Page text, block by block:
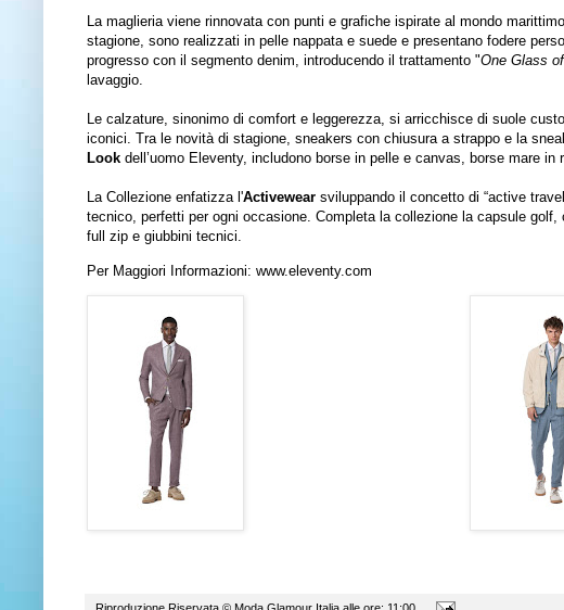
La maglieria viene rinnovata con punti e grafiche ispirate al mondo
stagione, sono realizzati in pelle nappata e suede e presentano fodere
progresso con il segmento denim, introducendo il trattamento "One Glass
lavaggio.
Le calzature, sinonimo di comfort e leggerezza, si arricchisce di suole
iconici. Tra le novità di stagione, sneakers con chiusura a strappo e la
Look dell’uomo Eleventy, includono borse in pelle e canvas, borse mare
La Collezione enfatizza l'Activewear sviluppando il concetto di “active
tecnico, perfetti per ogni occasione. Completa la collezione la capsule
full zip e giubbini tecnici.
Per Maggiori Informazioni: www.eleventy.com
Riproduzione Riservata © Moda Glamour Italia alle ore: 11:00